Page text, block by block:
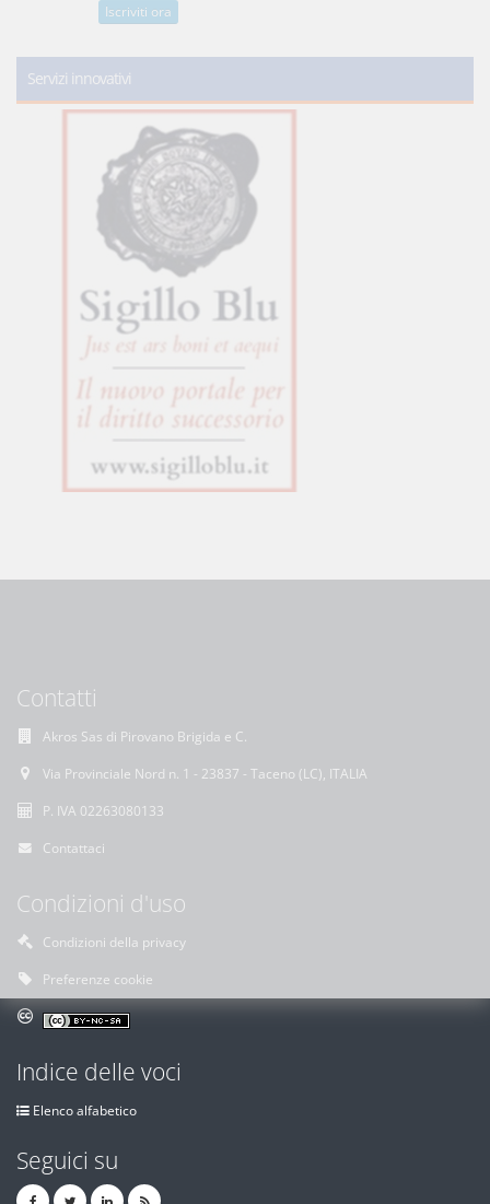
Iscriviti ora
Servizi innovativi
Contatti
Akros Sas di Pirovano Brigida e C.
Via Provinciale Nord n. 1 - 23837 - Taceno (LC), ITALIA
P. IVA 02263080133
Contattaci
Condizioni d'uso
Condizioni della privacy
Preferenze cookie
Indice delle voci
Elenco alfabetico
Seguici su